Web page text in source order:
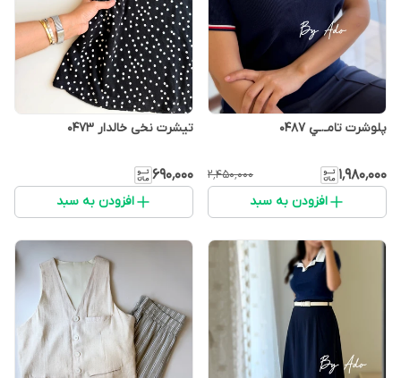
پلوشرت تامـ.ـي 0487
۱٬۹۸۰٬۰۰۰ ۲٬۴۵۰٬۰۰۰
افزودن به سبد
تیشرت نخی خالدار 0473
۶۹۰٬۰۰۰
افزودن به سبد